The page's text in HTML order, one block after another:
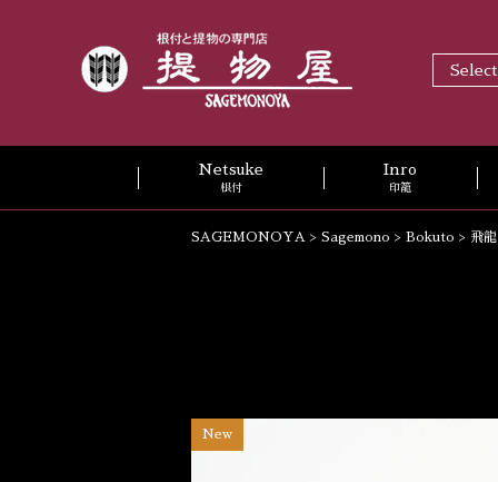
Netsuke
根付
Inro
印籠
SAGEMONOYA > Sagemono > Bokuto > 飛龍
New